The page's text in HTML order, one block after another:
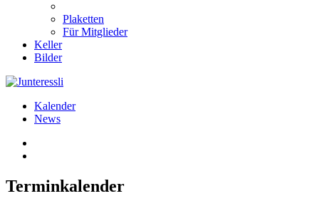
Plaketten
Für Mitglieder
Keller
Bilder
Kalender
News
Terminkalender